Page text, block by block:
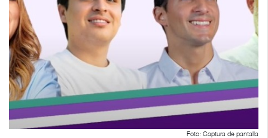
Foto: Captura de pantalla